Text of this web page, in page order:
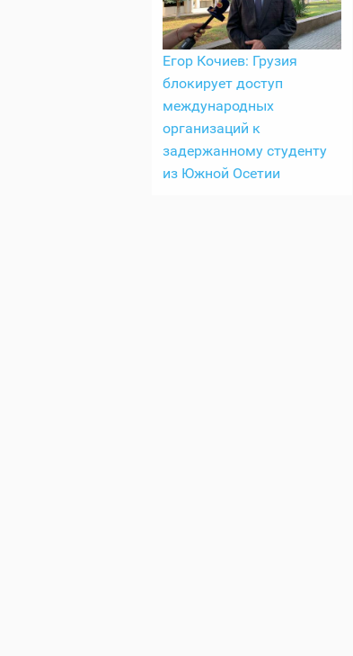
Егор Кочиев: Грузия
блокирует доступ
международных
организаций к
задержанному студенту
из Южной Осетии